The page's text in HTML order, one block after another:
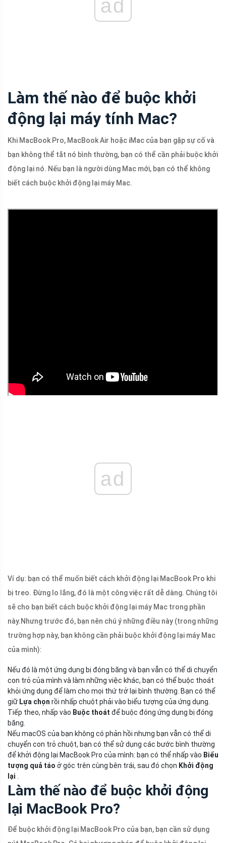
ad
Làm thế nào để buộc khởi
động lại máy tính Mac?
Khi MacBook Pro, MacBook Air hoặc iMac của bạn gặp sự cố và
bạn không thể tắt nó bình thường, bạn có thể cần phải buộc khởi
động lại nó. Nếu bạn là người dùng Mac mới, bạn có thể không
biết cách buộc khởi động lại máy Mac.
ad
Ví dụ: bạn có thể muốn biết cách khởi động lại MacBook Pro khi
bị treo. Đừng lo lắng, đó là một công việc rất dễ dàng. Chúng tôi
sẽ cho bạn biết cách buộc khởi động lại máy Mac trong phần
này. Nhưng trước đó, bạn nên chú ý những điều này (trong những
trường hợp này, bạn không cần phải buộc khởi động lại máy Mac
của mình):
Nếu đó là một ứng dụng bị đóng băng và bạn vẫn có thể di chuyển
con trỏ của mình và làm những việc khác, bạn có thể buộc thoát
khỏi ứng dụng để làm cho mọi thứ trở lại bình thường. Bạn có thể
giữ Lựa chọn rồi nhấp chuột phải vào biểu tượng của ứng dụng.
Tiếp theo, nhấp vào Buộc thoát để buộc đóng ứng dụng bị đóng
băng.
Nếu macOS của bạn không có phản hồi nhưng bạn vẫn có thể di
chuyển con trỏ chuột, bạn có thể sử dụng các bước bình thường
để khởi động lại MacBook Pro của mình: bạn có thể nhấp vào Biểu
tượng quả táo ở góc trên cùng bên trái, sau đó chọn Khởi động
lại
Làm thế nào để buộc khởi động
lại MacBook Pro?
Để buộc khởi động lại MacBook Pro của bạn, bạn cần sử dụng